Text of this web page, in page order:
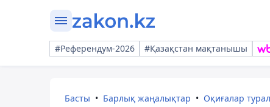
#Референдум-2026 #Қазақстан мақтанышы
Басты Барлық жаңалықтар Оқиғалар